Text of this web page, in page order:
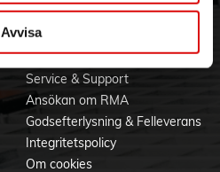
Avvisa
KUNDTJÄNST
Allmänna villkor
Vanliga frågor
Service & Support
Ansökan om RMA
Godsefterlysning & Felleverans
Integritetspolicy
Om cookies